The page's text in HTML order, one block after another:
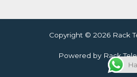
Copyright © 2026 Rack
Powered by Rack